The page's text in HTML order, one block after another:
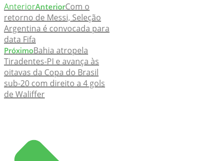
AnteriorAnteriorCom o
retorno de Messi, Seleção
Argentina é convocada para
data Fifa
PróximoBahia atropela
Tiradentes-PI e avança às
oitavas da Copa do Brasil
sub-20 com direito a 4 gols
de Waliffer